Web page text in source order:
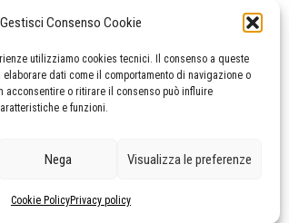
Gestisci Consenso Cookie
utilizziamo cookies tecnici. Il consenso a queste
dati come il comportamento di navigazione o
acconsentire o ritirare il consenso può influire
e funzioni.
Nega Visualizza le preferenze
Cookie PolicyPrivacy policy